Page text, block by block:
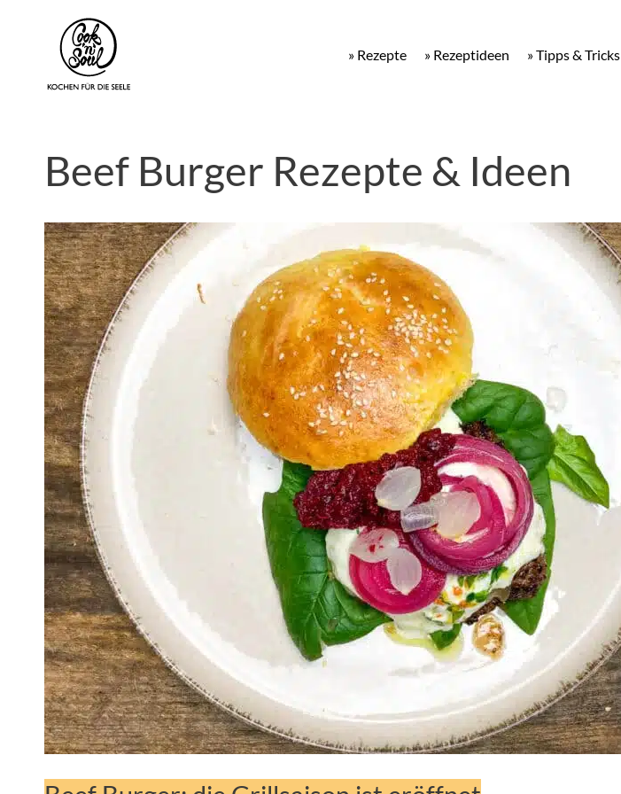
» Tipps & Tricks
» Rezeptideen
» Rezepte
Beef Burger Rezepte & Ideen